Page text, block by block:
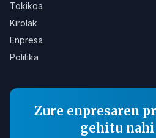
Tokikoa
Kirolak
Enpresa
Politika
Zure enpresaren
gehitu nahi